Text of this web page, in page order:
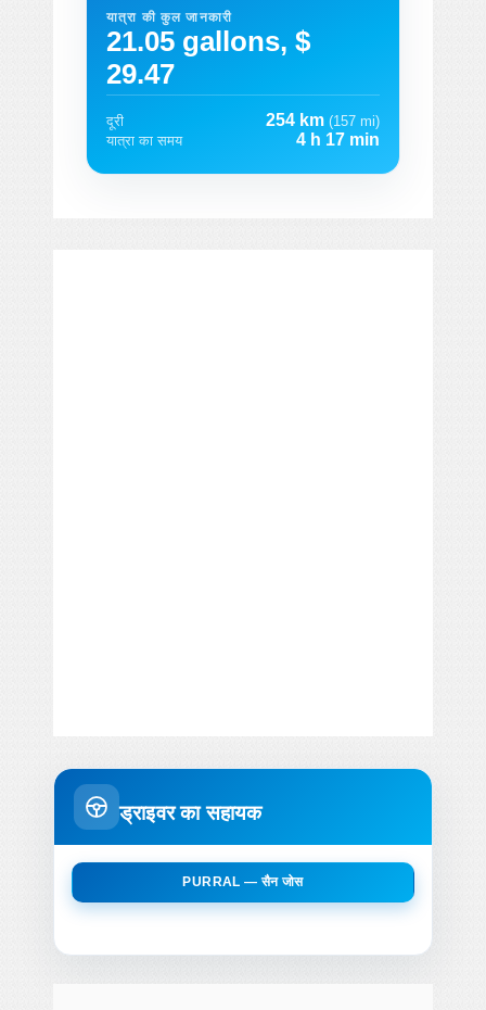
यात्रा की कुल जानकारी
21.05 gallons, $
29.47
दूरी 254 km (157 mi)
यात्रा का समय
4 h 17 min
ड्राइवर का सहायक
PURRAL — सैन जोस